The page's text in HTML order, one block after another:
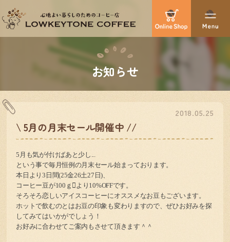
お知らせ
2018.05.25
\ 5月の月末セール開催中 //
5 月も気が付けばあと少し
という事で毎月恒例の月末セール始まっております。
本日より3 日間(25金26土27 日)、
コーヒー豆が100 ｇより 10%OFFです。
そろそろ恋しいアイスコーヒーにオススメなお豆もございます。
ホットで飲むのとはお豆の印象も変わりますので、ぜひお好みを探
してみてはいかがでしょう！
お好みに合わせてご案内もさせて頂きます＾＾